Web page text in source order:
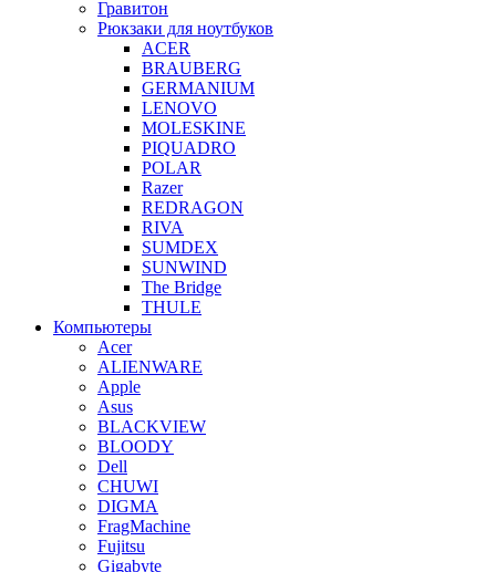
Гравитон
Рюкзаки для ноутбуков
ACER
BRAUBERG
GERMANIUM
LENOVO
MOLESKINE
PIQUADRO
POLAR
Razer
REDRAGON
RIVA
SUMDEX
SUNWIND
The Bridge
THULE
Компьютеры
Acer
ALIENWARE
Apple
Asus
BLACKVIEW
BLOODY
Dell
CHUWI
DIGMA
FragMachine
Fujitsu
Gigabyte